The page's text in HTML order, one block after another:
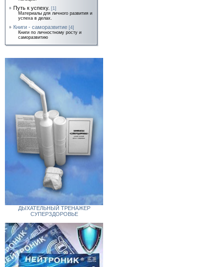
Путь к успеху. [1]
Материалы для личного развития и
успеха в делах.
Книги - саморазвитие [4]
Книги по личностному росту и
саморазвитию
ДЫХАТЕЛЬНЫЙ ТРЕНАЖЕР
СУПЕРЗДОРОВЬЕ